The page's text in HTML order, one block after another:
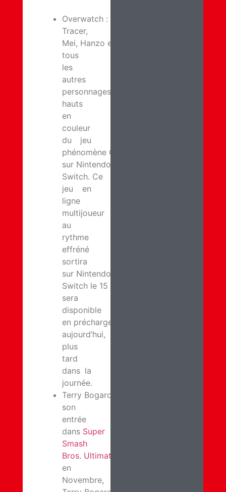
Overwatch :
Tracer,
Mei, Hanzo et
tous
les
autres
personnages
hauts
en
couleur
du jeu
phénomène Overwatch arrivent
sur Nintendo
Switch. Ce
jeu en
ligne
multijoueur
au
rythme
effréné
sortira
sur Nintendo
Switch le 15 octobre. Il
sera
disponible
en préchargement dès
aujourd’hui,
plus
tard
dans la
journée.
Terry Bogard fait
son
entrée
dans Super
Smash
Bros. Ultimate
en
Novembre,